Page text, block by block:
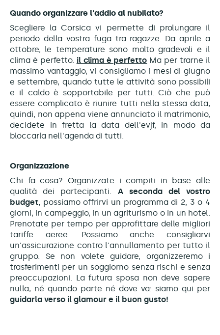
Quando organizzare l'addio al nubilato?
Scegliere la Corsica vi permette di prolungare il
periodo della vostra fuga tra ragazze. Da aprile a
ottobre, le temperature sono molto gradevoli e il
clima è perfetto. il clima è perfetto Ma per trarne il
massimo vantaggio, vi consigliamo i mesi di giugno
e settembre, quando tutte le attività sono possibili
e il caldo è sopportabile per tutti. Ciò che può
essere complicato è riunire tutti nella stessa data,
quindi, non appena viene annunciato il matrimonio,
decidete in fretta la data dell'evjf, in modo da
bloccarla nell'agenda di tutti.
Organizzazione
Chi fa cosa? Organizzate i compiti in base alle
qualità dei partecipanti. A seconda del vostro
budget, possiamo offrirvi un programma di 2, 3 o 4
giorni, in campeggio, in un agriturismo o in un hotel.
Prenotate per tempo per approfittare delle migliori
tariffe aeree. Possiamo anche consigliarvi
un'assicurazione contro l'annullamento per tutto il
gruppo. Se non volete guidare, organizzeremo i
trasferimenti per un soggiorno senza rischi e senza
preoccupazioni. La futura sposa non deve sapere
nulla, né quando parte né dove va: siamo qui per
guidarla verso il glamour e il buon gusto!